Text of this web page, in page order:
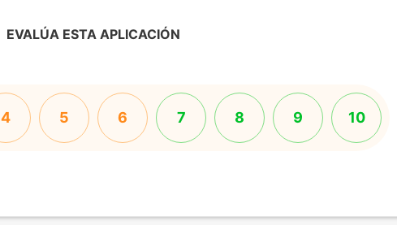
EVALÚA ESTA APLICACIÓN
4 5 6 7 8 9 10